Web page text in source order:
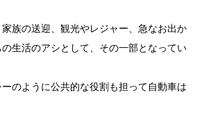
族の送迎、観光やレジャー、急なお出か
生活のアシとして、その一部となってい
のように公共的な役割も担って自動車は